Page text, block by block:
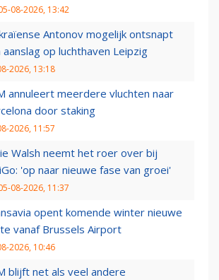
08-2026, 13:42
Antonov mogelijk ontsnapt
aanslag op luchthaven Leipzig
2026, 13:18
annuleert meerdere vluchten naar
door staking
2026, 11:57
Walsh neemt het roer over bij
'op naar nieuwe fase van groei'
08-2026, 11:37
opent komende winter nieuwe
vanaf Brussels Airport
2026, 10:46
blijft net als veel andere